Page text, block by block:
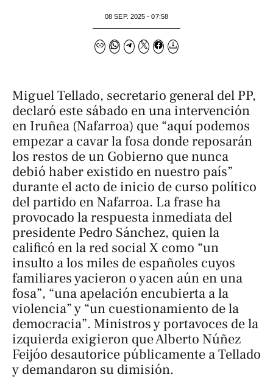
08 SEP. 2025 - 07:58
Miguel Tellado, secretario general del PP,
declaró este sábado en una intervención
en Iruñea (Nafarroa) que “aquí podemos
empezar a cavar la fosa donde reposarán
los restos de un Gobierno que nunca
debió haber existido en nuestro país”
durante el acto de inicio de curso político
del partido en Nafarroa. La frase ha
provocado la respuesta inmediata del
presidente Pedro Sánchez, quien la
calificó en la red social X como “un
insulto a los miles de españoles cuyos
familiares yacieron o yacen aún en una
fosa”, “una apelación encubierta a la
violencia” y “un cuestionamiento de la
democracia”. Ministros y portavoces de la
izquierda exigieron que Alberto Núñez
Feijóo desautorice públicamente a Tellado
y demandaron su dimisión.